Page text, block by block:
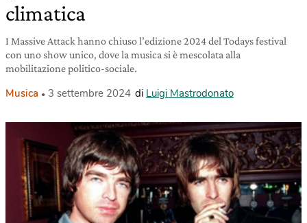
climatica
I Massive Attack hanno chiuso l’edizione 2024 del Todays festival
con uno show unico, dove la musica si è mescolata alla
mobilitazione politico-sociale.
Musica 3 settembre 2024 di Luigi Mastrodonato